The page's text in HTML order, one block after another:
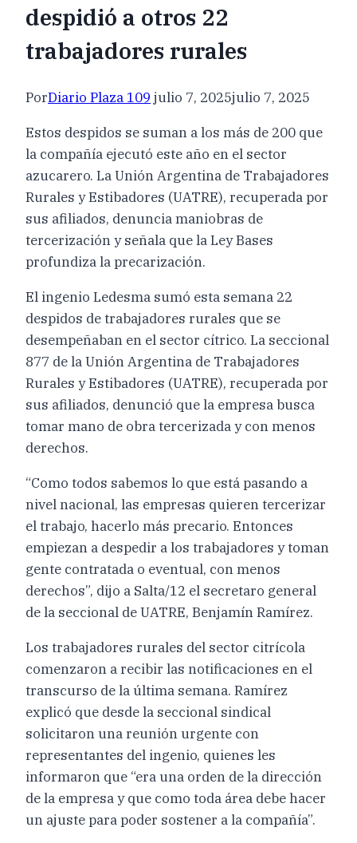
despidió a otros 22
trabajadores rurales
PorDiario Plaza 109 julio 7, 2025julio 7, 2025
Estos despidos se suman a los más de 200 que
la compañía ejecutó este año en el sector
azucarero. La Unión Argentina de Trabajadores
Rurales y Estibadores (UATRE), recuperada por
sus afiliados, denuncia maniobras de
tercerización y señala que la Ley Bases
profundiza la precarización.
El ingenio Ledesma sumó esta semana 22
despidos de trabajadores rurales que se
desempeñaban en el sector cítrico. La seccional
877 de la Unión Argentina de Trabajadores
Rurales y Estibadores (UATRE), recuperada por
sus afiliados, denunció que la empresa busca
tomar mano de obra tercerizada y con menos
derechos.
“Como todos sabemos lo que está pasando a
nivel nacional, las empresas quieren tercerizar
el trabajo, hacerlo más precario. Entonces
empiezan a despedir a los trabajadores y toman
gente contratada o eventual, con menos
derechos”, dijo a Salta/12 el secretaro general
de la seccional de UATRE, Benjamín Ramírez.
Los trabajadores rurales del sector citrícola
comenzaron a recibir las notificaciones en el
transcurso de la última semana. Ramírez
explicó que desde la seccional sindical
solicitaron una reunión urgente con
representantes del ingenio, quienes les
informaron que “era una orden de la dirección
de la empresa y que como toda área debe hacer
un ajuste para poder sostener a la compañía”.